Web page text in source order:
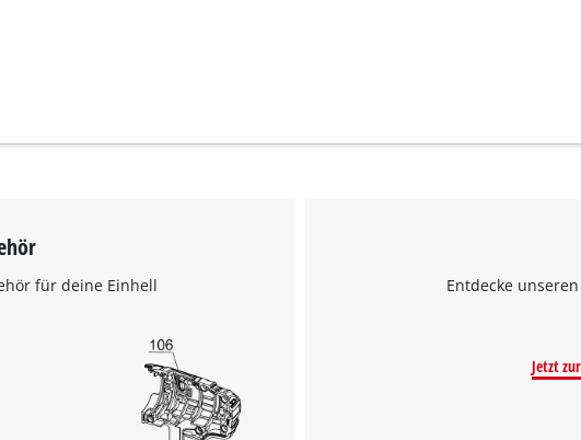
This content is not permitted to load due
to trackers that are not disclosed to the
visitor. The website owner needs to setup
für deine Einhell
Entdecke
Jetzt